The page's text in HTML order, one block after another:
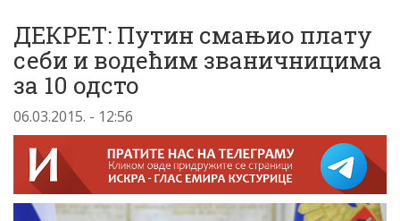
ДЕКРЕТ: Путин смањио плату
себи и водећим званичницима
за 10 одсто
06.03.2015. - 12:56